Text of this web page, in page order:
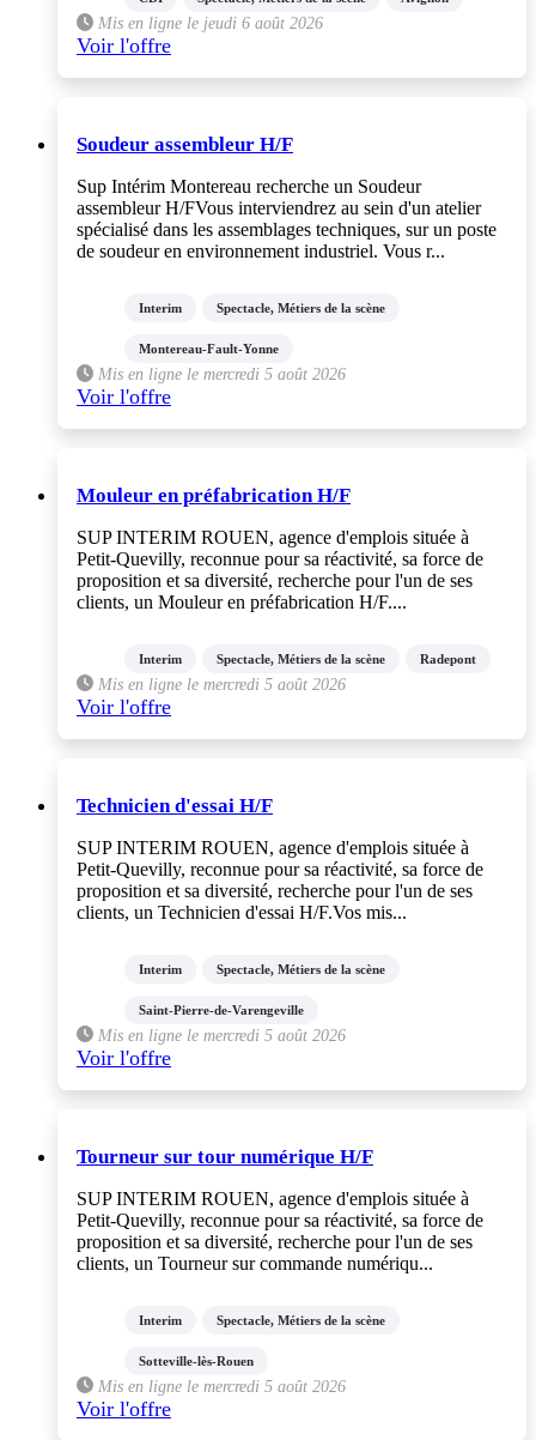
Mis en ligne le jeudi 6 août 2026
Voir l'offre
Soudeur assembleur H/F
Sup Intérim Montereau recherche un Soudeur
assembleur H/FVous interviendrez au sein d'un atelier
spécialisé dans les assemblages techniques, sur un poste
de soudeur en environnement industriel. Vous r...
Interim Spectacle, Métiers de la scène
Montereau-Fault-Yonne
Mis en ligne le mercredi 5 août 2026
Voir l'offre
Mouleur en préfabrication H/F
SUP INTERIM ROUEN, agence d'emplois située à
Petit-Quevilly, reconnue pour sa réactivité, sa force de
proposition et sa diversité, recherche pour l'un de ses
clients, un Mouleur en préfabrication H/F....
Interim Spectacle, Métiers de la scène Radepont
Mis en ligne le mercredi 5 août 2026
Voir l'offre
Technicien d'essai H/F
SUP INTERIM ROUEN, agence d'emplois située à
Petit-Quevilly, reconnue pour sa réactivité, sa force de
proposition et sa diversité, recherche pour l'un de ses
clients, un Technicien d'essai H/F.Vos mis...
Interim Spectacle, Métiers de la scène
Saint-Pierre-de-Varengeville
Mis en ligne le mercredi 5 août 2026
Voir l'offre
Tourneur sur tour numérique H/F
SUP INTERIM ROUEN, agence d'emplois située à
Petit-Quevilly, reconnue pour sa réactivité, sa force de
proposition et sa diversité, recherche pour l'un de ses
clients, un Tourneur sur commande numériqu...
Interim Spectacle, Métiers de la scène
Sotteville-lès-Rouen
Mis en ligne le mercredi 5 août 2026
Voir l'offre